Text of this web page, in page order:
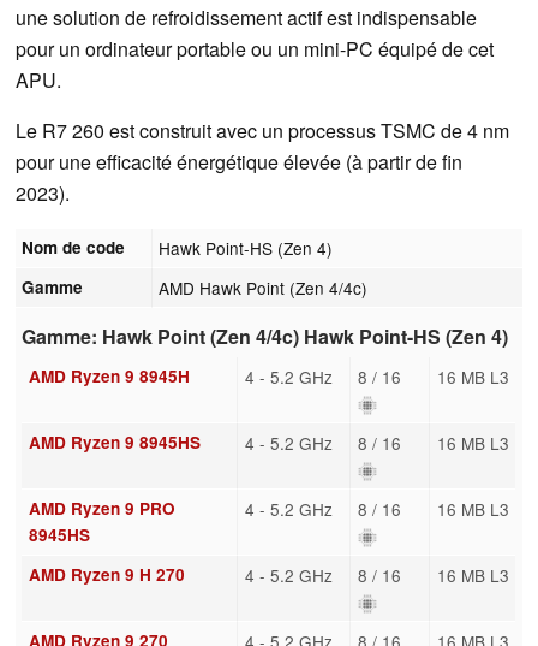
une solution de refroidissement actif est indispensable
pour un ordinateur portable ou un mini-PC équipé de cet
APU.
Le R7 260 est construit avec un processus TSMC de 4 nm
pour une efficacité énergétique élevée (à partir de fin
2023).
Nom de code Hawk Point-HS (Zen 4)
Gamme AMD Hawk Point (Zen 4/4c)
Gamme: Hawk Point (Zen 4/4c) Hawk Point-HS (Zen 4)
AMD Ryzen 9 8945H 4 - 5.2 GHz 8 / 16 16 MB L3
AMD Ryzen 9 8945HS 4 - 5.2 GHz 8 / 16 16 MB L3
AMD Ryzen 9 PRO
8945HS
4 - 5.2 GHz 8 / 16 16 MB L3
AMD Ryzen 9 H 270 4 - 5.2 GHz 8 / 16 16 MB L3
AMD Ryzen 9 270 4 - 5.2 GHz 8 / 16 16 MB L3